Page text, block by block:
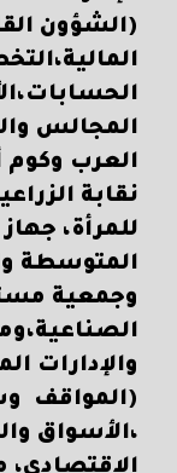
(الشؤون
المجالس
العرب وكوم
نقابة
للمرأة،
المتوسطة
وجمعية
والإدارات
(المواقف
،الأسواق